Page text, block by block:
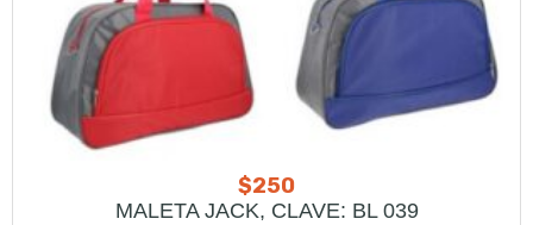
$250
MALETA JACK, CLAVE: BL 039